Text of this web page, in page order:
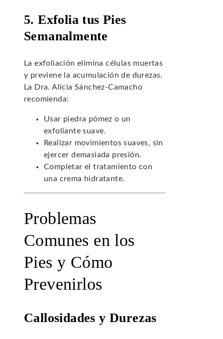
5. Exfolia tus Pies
Semanalmente
La exfoliación elimina células muertas
y previene la acumulación de durezas.
La Dra. Alícia Sánchez-Camacho
recomienda:
Usar piedra pómez o un
exfoliante suave.
Realizar movimientos suaves, sin
ejercer demasiada presión.
Completar el tratamiento con
una crema hidratante.
Problemas
Comunes en los
Pies y Cómo
Prevenirlos
Callosidades y Durezas